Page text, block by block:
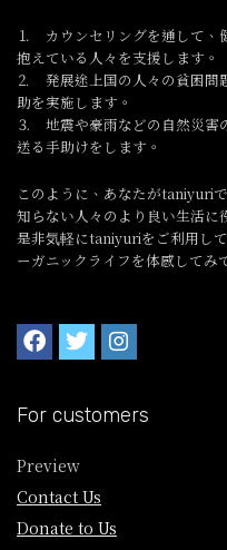
⒈ カウンセリングを通して、
抱えている人々を支援します。
⒉ 発展途上国の人々の貧困問
助を実施します。
⒊ 地震や豪雨などの自然災害
送る手助けをします。
このように、あなたがtaniyuri
知らない人々のより良い生活に
是非気軽にtaniyuriをご利用し
ーガニックライフを体感してみ
For customers
Preview
Contact Us
Donate to Us